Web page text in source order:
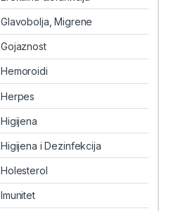
Glavobolja, Migrene
Gojaznost
Hemoroidi
Herpes
Higijena
Higijena i Dezinfekcija
Holesterol
Imunitet